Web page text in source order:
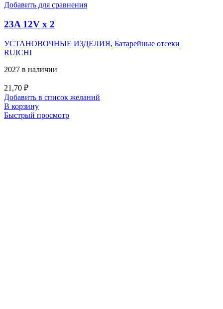
Добавить для сравнения
23A 12V x 2
УСТАНОВОЧНЫЕ ИЗДЕЛИЯ, Батарейные отсеки
RUICHI
2027 в наличии
21,70 ₽
Добавить в список желаний
В корзину
Быстрый просмотр